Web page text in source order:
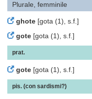
Plurale, femminile
ghote [gota (1), s.f.]
gote [gota (1), s.f.]
prat.
gote [gota (1), s.f.]
pis. (con sardismi?)